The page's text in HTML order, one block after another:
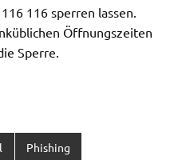
116 sperren lassen.
Öffnungszeiten
Sperre.
Phishing